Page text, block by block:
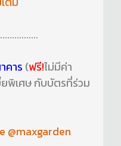
คาร (ฟรี!ไม่มีค่า
พิเศษ กับบัตรที่ร่วม
@maxgarden